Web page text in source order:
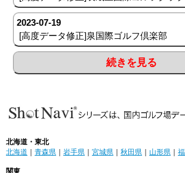
2023-07-19
[高度データ修正]泉国際ゴルフ倶楽部
続きを見る
北海道・東北
北海道
青森県 岩手県 宮城県 秋田県 山形県
関東